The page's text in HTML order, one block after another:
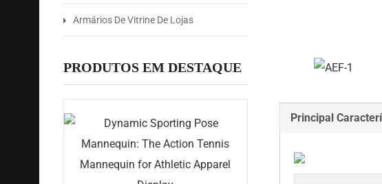
Armários De Vitrine De Lojas
PRODUTOS EM DESTAQUE
Principal